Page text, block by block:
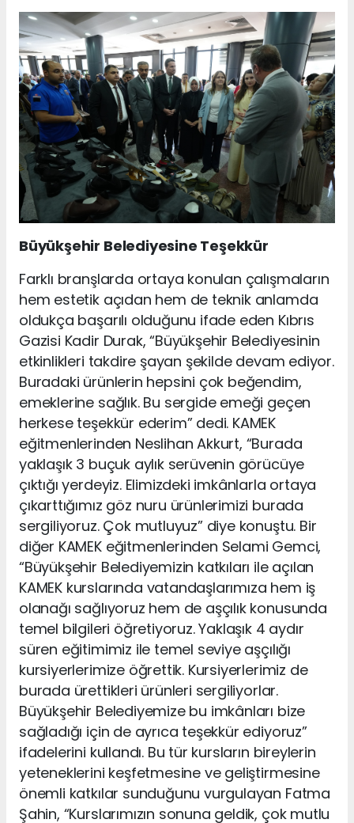
Büyükşehir Belediyesine Teşekkür
Farklı branşlarda ortaya konulan çalışmaların
hem estetik açıdan hem de teknik anlamda
oldukça başarılı olduğunu ifade eden Kıbrıs
Gazisi Kadir Durak, “Büyükşehir Belediyesinin
etkinlikleri takdire şayan şekilde devam ediyor.
Buradaki ürünlerin hepsini çok beğendim,
emeklerine sağlık. Bu sergide emeği geçen
herkese teşekkür ederim” dedi. KAMEK
eğitmenlerinden Neslihan Akkurt, “Burada
yaklaşık 3 buçuk aylık serüvenin görücüye
çıktığı yerdeyiz. Elimizdeki imkânlarla ortaya
çıkarttığımız göz nuru ürünlerimizi burada
sergiliyoruz. Çok mutluyuz” diye konuştu. Bir
diğer KAMEK eğitmenlerinden Selami Gemci,
“Büyükşehir Belediyemizin katkıları ile açılan
KAMEK kurslarında vatandaşlarımıza hem iş
olanağı sağlıyoruz hem de aşçılık konusunda
temel bilgileri öğretiyoruz. Yaklaşık 4 aydır
süren eğitimimiz ile temel seviye aşçılığı
kursiyerlerimize öğrettik. Kursiyerlerimiz de
burada ürettikleri ürünleri sergiliyorlar.
Büyükşehir Belediyemize bu imkânları bize
sağladığı için de ayrıca teşekkür ediyoruz”
ifadelerini kullandı. Bu tür kursların bireylerin
yeteneklerini keşfetmesine ve geliştirmesine
önemli katkılar sunduğunu vurgulayan Fatma
Şahin, “Kurslarımızın sonuna geldik, çok mutlu